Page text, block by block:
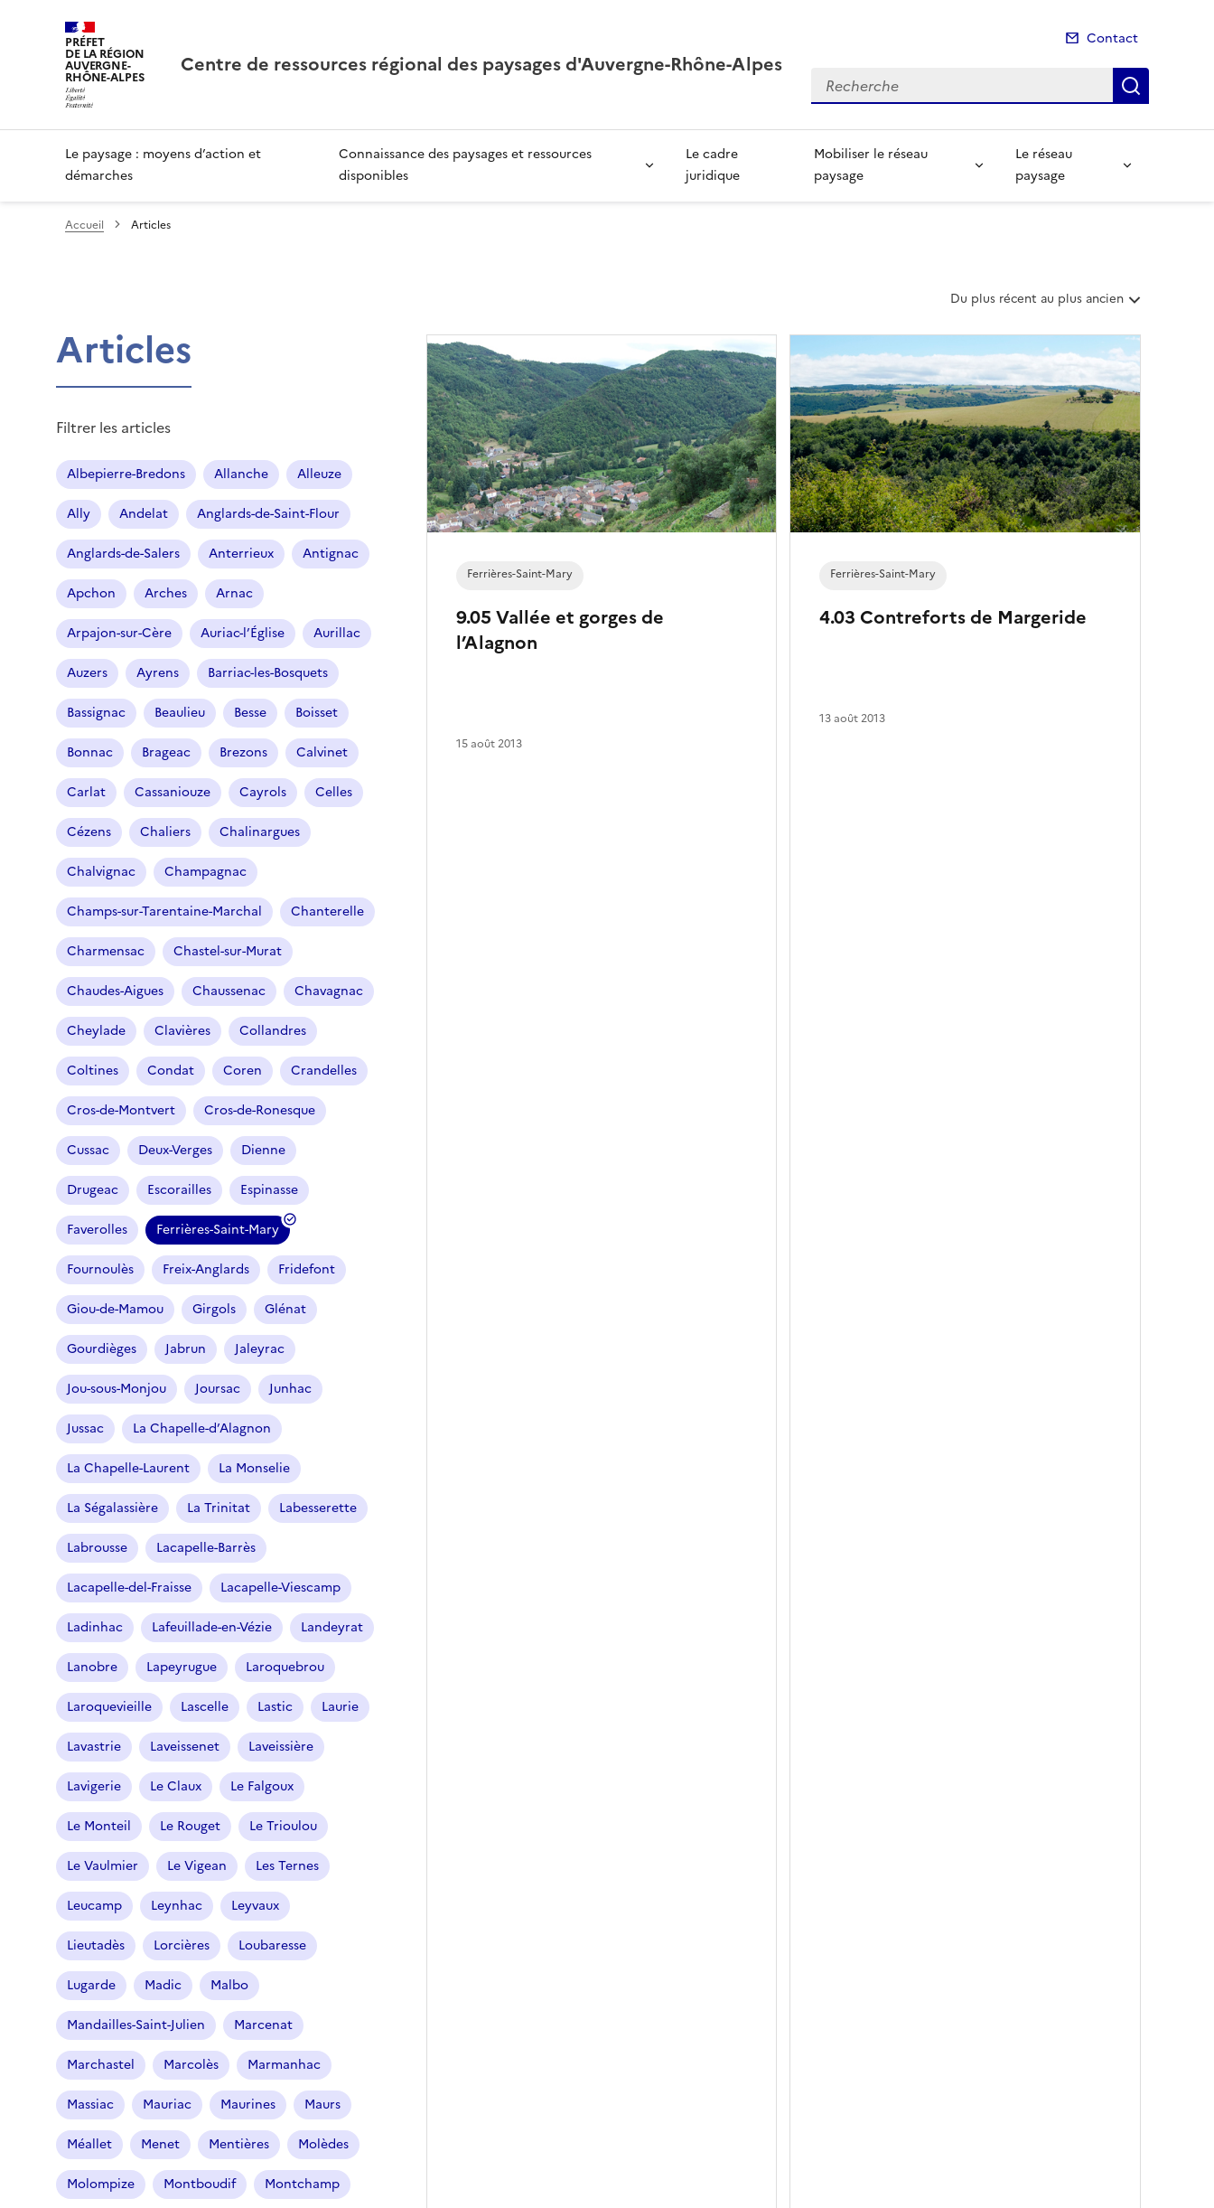
PRÉFET
DE LA RÉGION
AUVERGNE-
RHÔNE-ALPES Centre de ressources régional des paysages d'Auvergne-Rhône-Alpes
Contact
Recherche
Le paysage : moyens d’action et
démarches
Connaissance des paysages et ressources
disponibles
Le cadre
juridique
Mobiliser le réseau
paysage
Le réseau
paysage
Accueil Articles
T
i
e
l
e
s
a
r
t
i
c
l
Du plus récent au plus ancien
Articles
Filtrer les articles
Albepierre-Bredons Allanche Alleuze
Ally Andelat Anglards-de-Saint-Flour
Anglards-de-Salers Anterrieux Antignac
Apchon Arches Arnac
Arpajon-sur-Cère Auriac-l’Église Aurillac
Auzers Ayrens Barriac-les-Bosquets
Bassignac Beaulieu Besse Boisset
Bonnac Brageac Brezons Calvinet
Carlat Cassaniouze Cayrols Celles
Cézens Chaliers Chalinargues
Chalvignac Champagnac
Champs-sur-Tarentaine-Marchal Chanterelle
Charmensac Chastel-sur-Murat
Chaudes-Aigues Chaussenac Chavagnac
Cheylade Clavières Collandres
Coltines Condat Coren Crandelles
Cros-de-Montvert Cros-de-Ronesque
Cussac Deux-Verges Dienne
Drugeac Escorailles Espinasse
Faverolles Ferrières-Saint-Mary
(
f
i
l
t
r
s
é
l
e
c
t
i
o
n
n
é
)
Fournoulès Freix-Anglards Fridefont
Giou-de-Mamou Girgols Glénat
Gourdièges Jabrun Jaleyrac
Jou-sous-Monjou Joursac Junhac
Jussac La Chapelle-d’Alagnon
La Chapelle-Laurent La Monselie
La Ségalassière La Trinitat Labesserette
Labrousse Lacapelle-Barrès
Lacapelle-del-Fraisse Lacapelle-Viescamp
Ladinhac Lafeuillade-en-Vézie Landeyrat
Lanobre Lapeyrugue Laroquebrou
Laroquevieille Lascelle Lastic Laurie
Lavastrie Laveissenet Laveissière
Lavigerie Le Claux Le Falgoux
Le Monteil Le Rouget Le Trioulou
Le Vaulmier Le Vigean Les Ternes
Leucamp Leynhac Leyvaux
Lieutadès Lorcières Loubaresse
Lugarde Madic Malbo
Mandailles-Saint-Julien Marcenat
Marchastel Marcolès Marmanhac
Massiac Mauriac Maurines Maurs
Méallet Menet Mentières Molèdes
Molompize Montboudif Montchamp
9.05 Vallée et gorges de
l’Alagnon
Ferrières-Saint-Mary
15 août 2013
4.03 Contreforts de Margeride
Ferrières-Saint-Mary
13 août 2013